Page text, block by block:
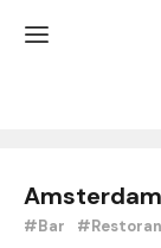
'
#Bar #Restoran